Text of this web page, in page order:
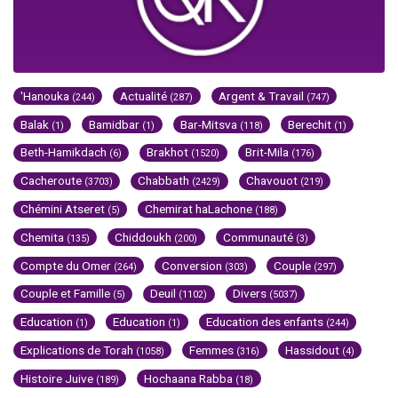
'Hanouka (244) Actualité (287) Argent & Travail (747)
Balak (1) Bamidbar (1) Bar-Mitsva (118) Berechit (1)
Beth-Hamikdach (6) Brakhot (1520) Brit-Mila (176)
Cacheroute (3703) Chabbath (2429) Chavouot (219)
Chémini Atseret (5) Chemirat haLachone (188)
Chemita (135) Chiddoukh (200) Communauté (3)
Compte du Omer (264) Conversion (303) Couple (297)
Couple et Famille (5) Deuil (1102) Divers (5037)
Education (1) Education (1) Education des enfants (244)
Explications de Torah (1058) Femmes (316) Hassidout (4)
Histoire Juive (189) Hochaana Rabba (18)